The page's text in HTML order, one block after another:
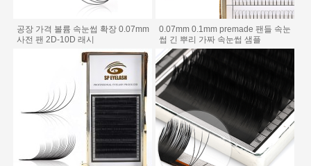
공장 가격 볼륨 속눈썹 확장 0.07mm
사전 팬 2D-10D 래시
0.07mm 0.1mm premade 팬들 속눈
썹 긴 뿌리 가짜 속눈썹 샘플